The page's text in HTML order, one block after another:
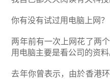
你有没有试过用电脑上网？
两年前有一次上网花了两
用电脑主要是看公司的资料
去年你曾表示，由於香港